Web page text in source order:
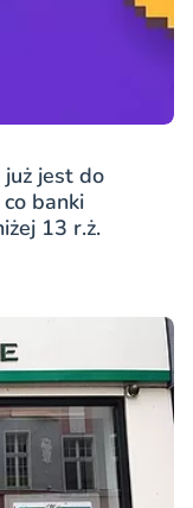
jest do
banki
13 r.ż.